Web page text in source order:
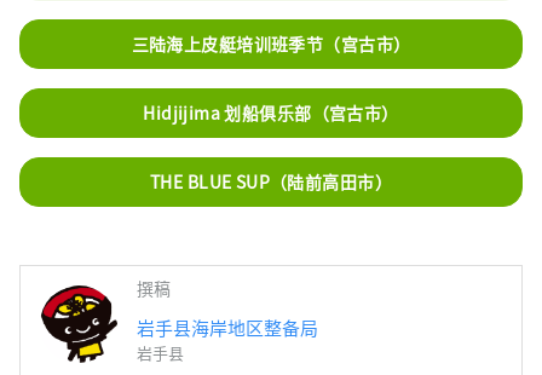
三陆海上皮艇培训班季节（宫古市）
Hidjijima 划船俱乐部（宫古市）
THE BLUE SUP（陆前高田市）
撰稿
岩手县海岸地区整备局
岩手县